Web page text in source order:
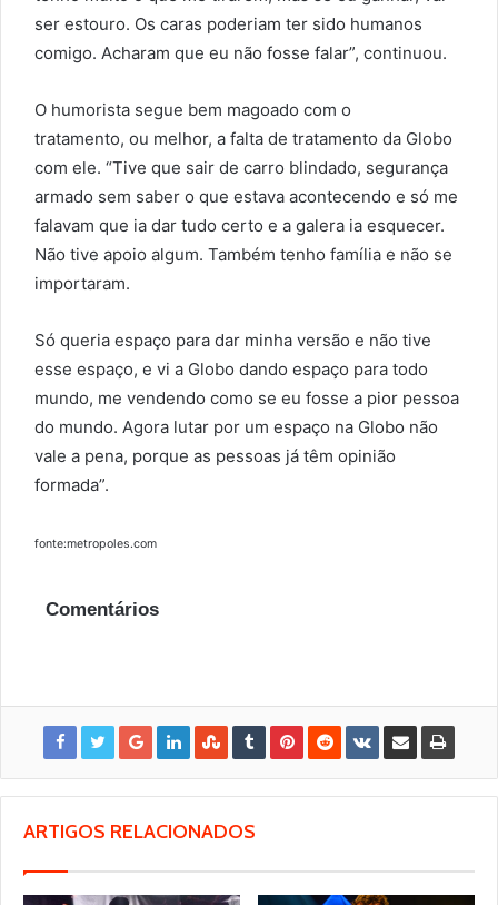
ser estouro. Os caras poderiam ter sido humanos
comigo. Acharam que eu não fosse falar”, continuou.
O humorista segue bem magoado com o
tratamento, ou melhor, a falta de tratamento da Globo
com ele. “Tive que sair de carro blindado, segurança
armado sem saber o que estava acontecendo e só me
falavam que ia dar tudo certo e a galera ia esquecer.
Não tive apoio algum. Também tenho família e não se
importaram.
Só queria espaço para dar minha versão e não tive
esse espaço, e vi a Globo dando espaço para todo
mundo, me vendendo como se eu fosse a pior pessoa
do mundo. Agora lutar por um espaço na Globo não
vale a pena, porque as pessoas já têm opinião
formada”.
fonte:metropoles.com
Comentários
ARTIGOS RELACIONADOS